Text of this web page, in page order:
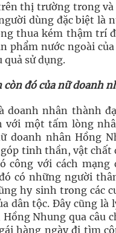
thị trường trong và
dùng đặc biệt là
thua kém thậm trí
phẩm nước ngoài
quả sử dụng.
còn đó của nữ doanh
doanh nhân thành
với một tấm lòng
doanh nhân Hồng
tinh thần, vật chất
công với cách
có những người
hy sinh trong các
dân tộc. Đây cũng là
Nhung qua câu
hàng ngày đi tìm